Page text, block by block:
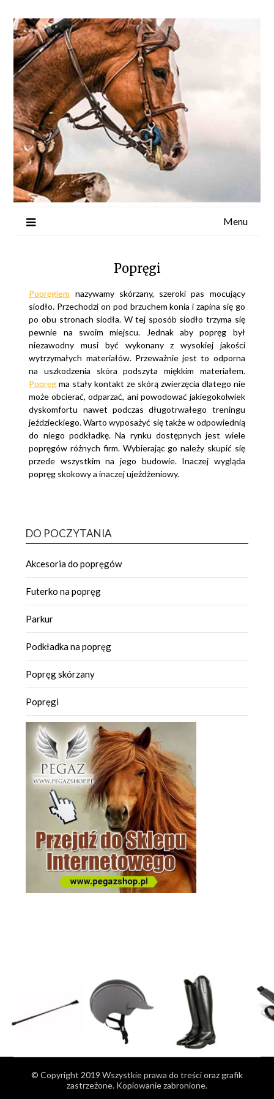
Menu
Popręgi
Popręgiem nazywamy skórzany, szeroki pas mocujący
siodło. Przechodzi on pod brzuchem konia i zapina się go
po obu stronach siodła. W tej sposób siodło trzyma się
pewnie na swoim miejscu. Jednak aby popręg był
niezawodny musi być wykonany z wysokiej jakości
wytrzymałych materiałów. Przeważnie jest to odporna
na uszkodzenia skóra podszyta miękkim materiałem.
Popręg ma stały kontakt ze skórą zwierzęcia dlatego nie
może obcierać, odparzać, ani powodować jakiegokolwiek
dyskomfortu nawet podczas długotrwałego treningu
jeździeckiego. Warto wyposażyć się także w odpowiednią
do niego podkładkę. Na rynku dostępnych jest wiele
popręgów różnych firm. Wybierając go należy skupić się
przede wszystkim na jego budowie. Inaczej wygląda
popręg skokowy a inaczej ujeżdżeniowy.
DO POCZYTANIA
Akcesoria do popręgów
Futerko na popręg
Parkur
Podkładka na popręg
Popręg skórzany
Popręgi
© Copyright 2019 Wszystkie prawa do treści oraz grafik
zastrzeżone. Kopiowanie zabronione.